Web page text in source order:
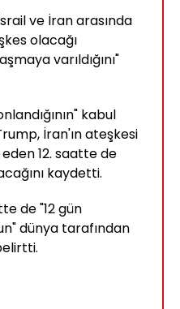
ve İran arasında
olacağı
varıldığını"
kabul
İran'ın ateşkesi
12. saatte de
kaydetti.
de "12 gün
dünya tarafından